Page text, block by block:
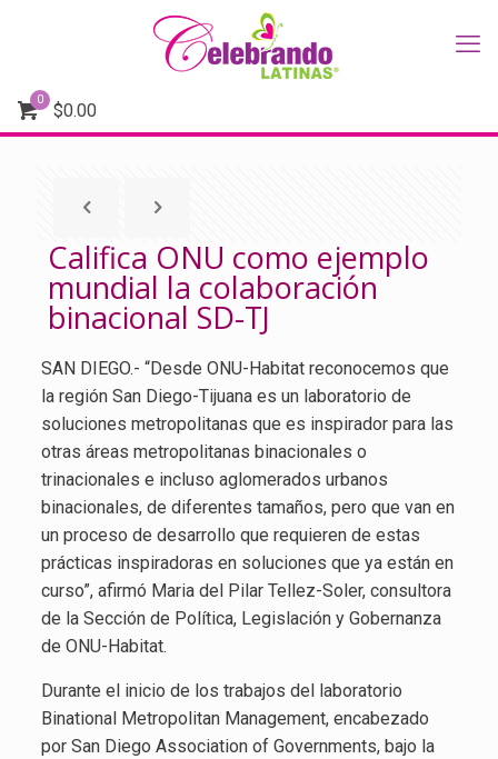
0
$0.00
Califica ONU como ejemplo
mundial la colaboración
binacional SD-TJ
SAN DIEGO.- “Desde ONU-Habitat reconocemos que
la región San Diego-Tijuana es un laboratorio de
soluciones metropolitanas que es inspirador para las
otras áreas metropolitanas binacionales o
trinacionales e incluso aglomerados urbanos
binacionales, de diferentes tamaños, pero que van en
un proceso de desarrollo que requieren de estas
prácticas inspiradoras en soluciones que ya están en
curso”, afirmó Maria del Pilar Tellez-Soler, consultora
de la Sección de Política, Legislación y Gobernanza
de ONU-Habitat.
Durante el inicio de los trabajos del laboratorio
Binational Metropolitan Management, encabezado
por San Diego Association of Governments, bajo la